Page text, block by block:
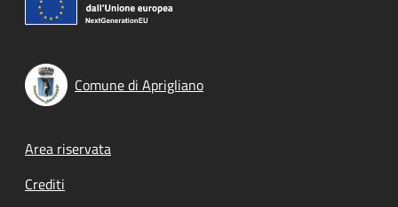
Comune di Aprigliano
Footer menu
Area riservata
Crediti